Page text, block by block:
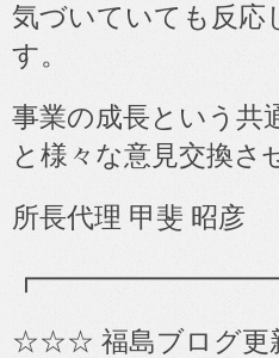
気づいていても反応
す。
事業の成長という共
と様々な意見交換
所長代理 甲斐 昭彦
☆☆☆ 福島ブログ更